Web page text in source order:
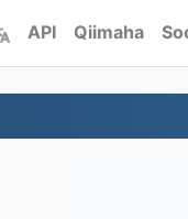
API Qiimaha